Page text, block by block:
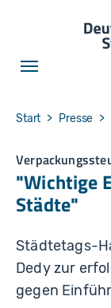
You are here:
Start Presse
"Wichtige
Städte"
Städtetags-
Dedy zur
gegen